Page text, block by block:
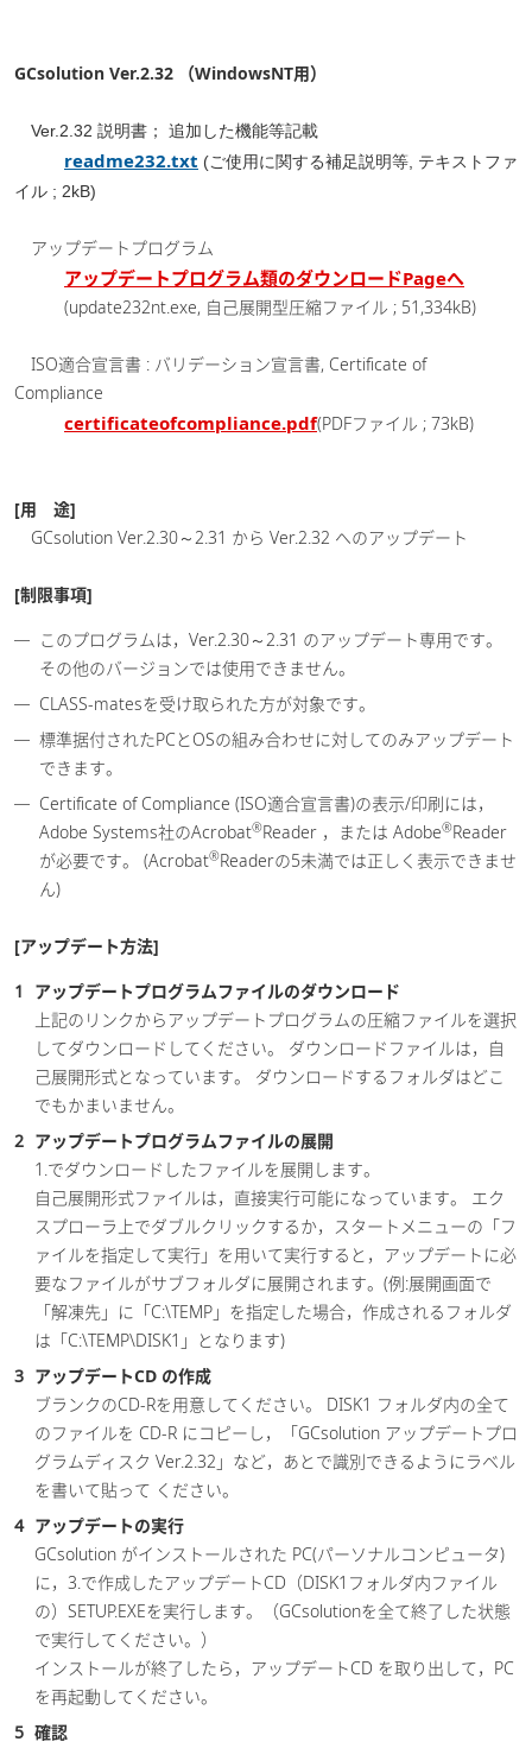
GCsolution Ver.2.32 （WindowsNT用）
Ver.2.32 説明書； 追加した機能等記載
readme232.txt (ご使用に関する補足説明等, テキストファ
イル ; 2kB)
アップデートプログラム
アップデートプログラム類のダウンロードPageへ
(update232nt.exe, 自己展開型圧縮ファイル ; 51,334kB)
ISO適合宣言書 : バリデーション宣言書, Certificate of
Compliance
certificateofcompliance.pdf(PDFファイル ; 73kB)
[用 途]
GCsolution Ver.2.30～2.31 から Ver.2.32 へのアップデート
[制限事項]
このプログラムは，Ver.2.30～2.31 のアップデート専用です。
その他のバージョンでは使用できません。
CLASS-matesを受け取られた方が対象です。
標準据付されたPCとOSの組み合わせに対してのみアップデート
できます。
Certificate of Compliance (ISO適合宣言書)の表示/印刷には，
Adobe Systems社のAcrobat®Reader ，または Adobe®Reader
が必要です。 (Acrobat®Readerの5未満では正しく表示できませ
ん)
[アップデート方法]
アップデートプログラムファイルのダウンロード
上記のリンクからアップデートプログラムの圧縮ファイルを選択
してダウンロードしてください。 ダウンロードファイルは，自
己展開形式となっています。 ダウンロードするフォルダはどこ
でもかまいません。
アップデートプログラムファイルの展開
1.でダウンロードしたファイルを展開します。
自己展開形式ファイルは，直接実行可能になっています。 エク
スプローラ上でダブルクリックするか，スタートメニューの「フ
ァイルを指定して実行」を用いて実行すると，アップデートに必
要なファイルがサブフォルダに展開されます。(例:展開画面で
「解凍先」に「C:\TEMP」を指定した場合，作成されるフォルダ
は「C:\TEMP\DISK1」となります)
アップデートCD の作成
ブランクのCD-Rを用意してください。 DISK1 フォルダ内の全て
のファイルを CD-R にコピーし，「GCsolution アップデートプロ
グラムディスク Ver.2.32」など，あとで識別できるようにラベル
を書いて貼って ください。
アップデートの実行
GCsolution がインストールされた PC(パーソナルコンピュータ)
に，3.で作成したアップデートCD（DISK1フォルダ内ファイル
の）SETUP.EXEを実行します。（GCsolutionを全て終了した状態
で実行してください。）
インストールが終了したら，アップデートCD を取り出して，PC
を再起動してください。
確認